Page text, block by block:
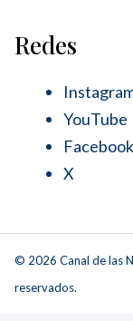
Redes
YouTube
Facebook
X
© 2026 Canal de las
reservados.